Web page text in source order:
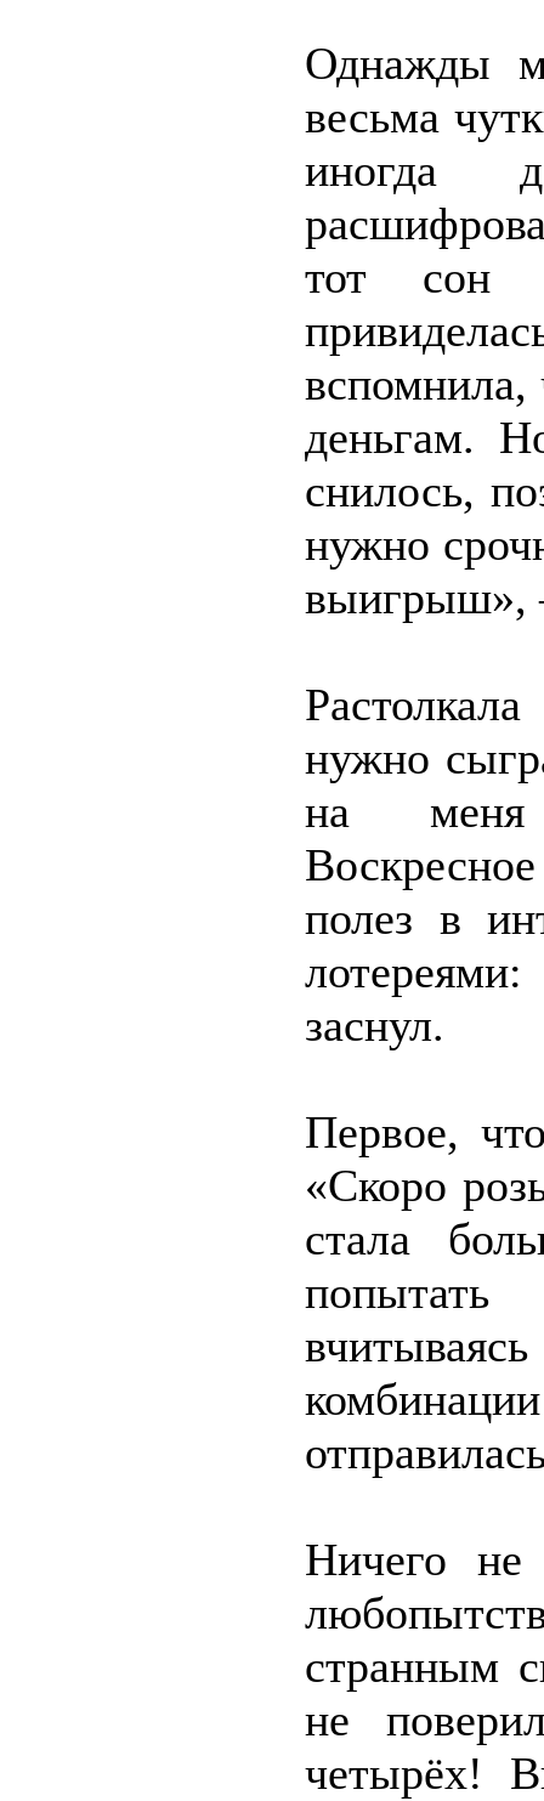
Однажды
весьма
иногда
тот сон
вспомнила,
деньгам.
снилось,
нужно
выигрыш»,
нужно
на меня
полез в
заснул.
Первое,
«Скоро
стала
Ничего не
странным
не
четырёх!